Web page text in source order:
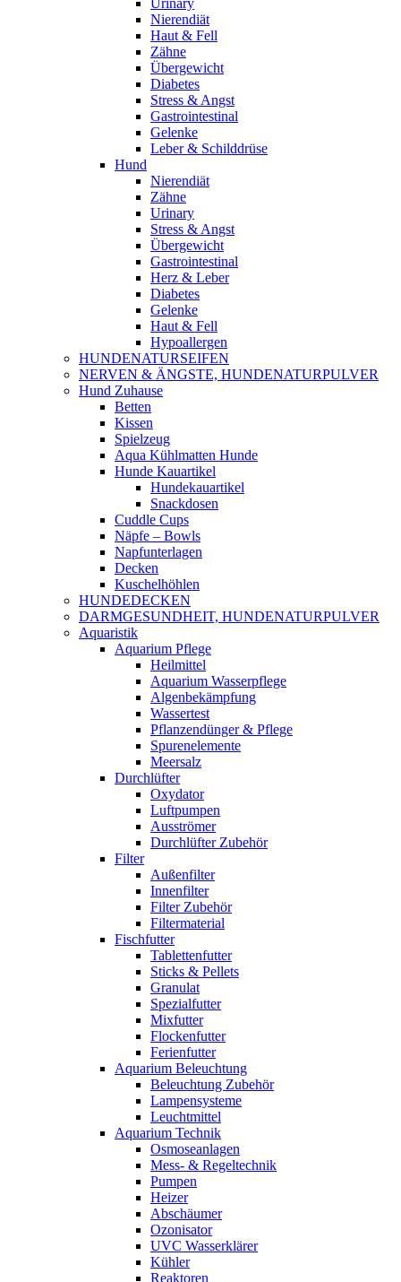
Urinary
Nierendiät
Haut & Fell
Zähne
Übergewicht
Diabetes
Stress & Angst
Gastrointestinal
Gelenke
Leber & Schilddrüse
Hund
Nierendiät
Zähne
Urinary
Stress & Angst
Übergewicht
Gastrointestinal
Herz & Leber
Diabetes
Gelenke
Haut & Fell
Hypoallergen
HUNDENATURSEIFEN
NERVEN & ÄNGSTE, HUNDENATURPULVER
Hund Zuhause
Betten
Kissen
Spielzeug
Aqua Kühlmatten Hunde
Hunde Kauartikel
Hundekauartikel
Snackdosen
Cuddle Cups
Näpfe – Bowls
Napfunterlagen
Decken
Kuschelhöhlen
HUNDEDECKEN
DARMGESUNDHEIT, HUNDENATURPULVER
Aquaristik
Aquarium Pflege
Heilmittel
Aquarium Wasserpflege
Algenbekämpfung
Wassertest
Pflanzendünger & Pflege
Spurenelemente
Meersalz
Durchlüfter
Oxydator
Luftpumpen
Ausströmer
Durchlüfter Zubehör
Filter
Außenfilter
Innenfilter
Filter Zubehör
Filtermaterial
Fischfutter
Tablettenfutter
Sticks & Pellets
Granulat
Spezialfutter
Mixfutter
Flockenfutter
Ferienfutter
Aquarium Beleuchtung
Beleuchtung Zubehör
Lampensysteme
Leuchtmittel
Aquarium Technik
Osmoseanlagen
Mess- & Regeltechnik
Pumpen
Heizer
Abschäumer
Ozonisator
UVC Wasserklärer
Kühler
Reaktoren